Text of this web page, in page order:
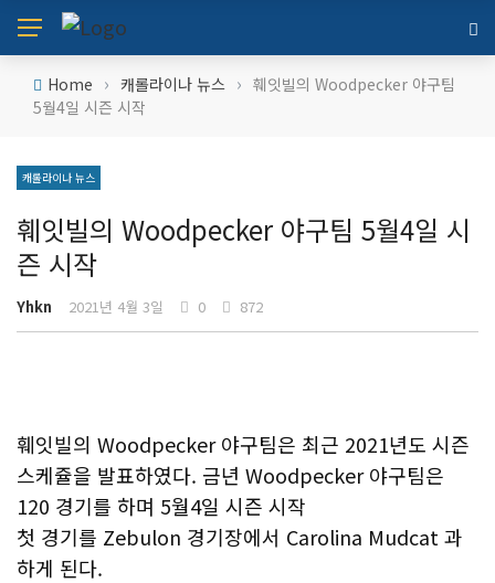
Home › 캐롤라이나 뉴스 › 훼잇빌의 Woodpecker 야구팀
5월4일 시즌 시작
캐롤라이나 뉴스
훼잇빌의 Woodpecker 야구팀 5월4일 시
즌 시작
Yhkn 2021년 4월 3일 0 872
훼잇빌의 Woodpecker 야구팀은 최근 2021년도 시즌
스케쥴을 발표하였다. 금년 Woodpecker 야구팀은
120 경기를 하며 5월4일 시즌 시작
첫 경기를 Zebulon 경기장에서 Carolina Mudcat 과
하게 된다.